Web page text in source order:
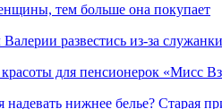
тем больше она покупает
развестись из-за
для пенсионерок «Мисс
надевать нижнее белье? Старая